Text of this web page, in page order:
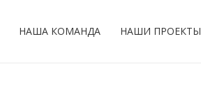
НАША КОМАНДА НАШИ ПРОЕКТЫ